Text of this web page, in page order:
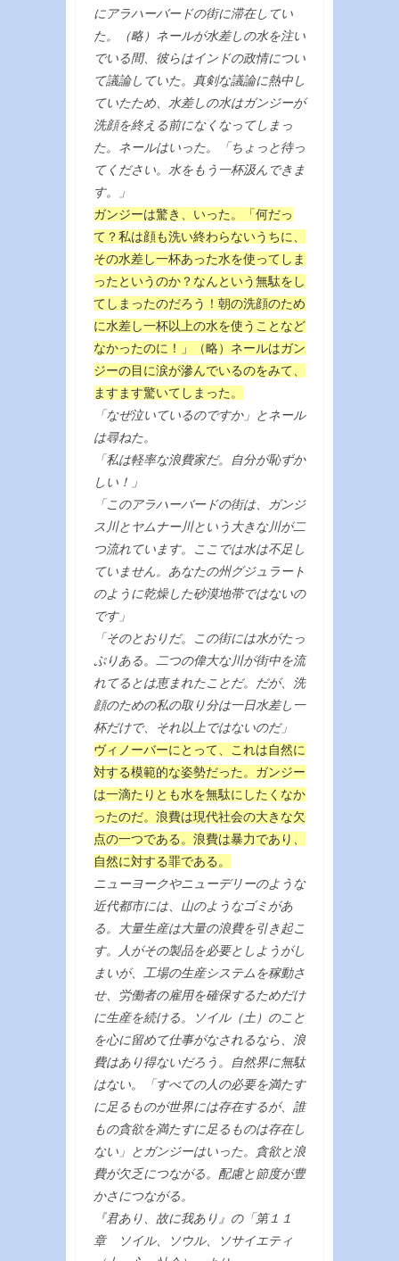
にアラハーバードの街に滞在してい
た。（略）ネールが水差しの水を注い
でいる間、彼らはインドの政情につい
て議論していた。真剣な議論に熱中し
ていたため、水差しの水はガンジーが
洗顔を終える前になくなってしまっ
た。ネールはいった。「ちょっと待っ
てください。水をもう一杯汲んできま
す。」
ガンジーは驚き、いった。「何だっ
て？私は顔も洗い終わらないうちに、
その水差し一杯あった水を使ってしま
ったというのか？なんという無駄をし
てしまったのだろう！朝の洗顔のため
に水差し一杯以上の水を使うことなど
なかったのに！」（略）ネールはガン
ジーの目に涙が滲んでいるのをみて、
ますます驚いてしまった。
「なぜ泣いているのですか」とネール
は尋ねた。
「私は軽率な浪費家だ。自分が恥ずか
しい！」
「このアラハーバードの街は、ガンジ
ス川とヤムナー川という大きな川が二
つ流れています。ここでは水は不足し
ていません。あなたの州グジュラート
のように乾燥した砂漠地帯ではないの
です」
「そのとおりだ。この街には水がたっ
ぷりある。二つの偉大な川が街中を流
れてるとは恵まれたことだ。だが、洗
顔のための私の取り分は一日水差し一
杯だけで、それ以上ではないのだ」
ヴィノーバーにとって、これは自然に
対する模範的な姿勢だった。ガンジー
は一滴たりとも水を無駄にしたくなか
ったのだ。浪費は現代社会の大きな欠
点の一つである。浪費は暴力であり、
自然に対する罪である。
ニューヨークやニューデリーのような
近代都市には、山のようなゴミがあ
る。大量生産は大量の浪費を引き起こ
す。人がその製品を必要としようがし
まいが、工場の生産システムを稼動さ
せ、労働者の雇用を確保するためだけ
に生産を続ける。ソイル（土）のこと
を心に留めて仕事がなされるなら、浪
費はあり得ないだろう。自然界に無駄
はない。「すべての人の必要を満たす
に足るものが世界には存在するが、誰
もの貪欲を満たすに足るものは存在し
ない」とガンジーはいった。貪欲と浪
費が欠乏につながる。配慮と節度が豊
かさにつながる。
『君あり、故に我あり』の「第１１
章 ソイル、ソウル、ソサイエティ